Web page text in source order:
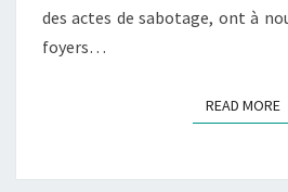
des actes de sabotage, ont à
foyers…
READ MORE